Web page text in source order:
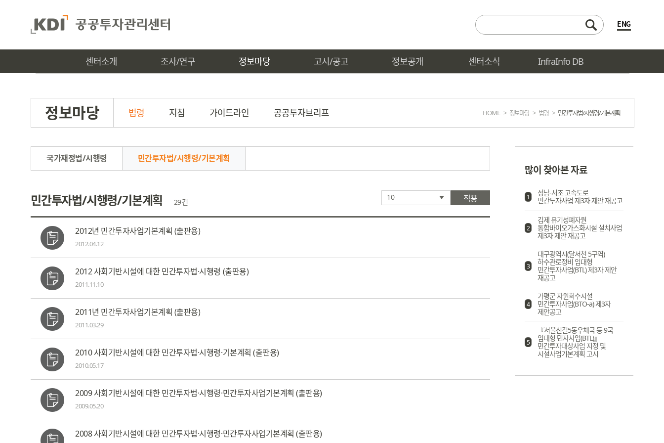
ENG
센터소개 조사/연구 정보마당 고시/공고 정보공개 센터소식 InfraInfo DB
정보마당 법령 지침 가이드라인 공공투자브리프 HOME > 정보마당 > 법령 > 민간투자법/시행령/기본계획
국가재정법/시행령 민간투자법/시행령/기본계획
민간투자법/시행령/기본계획 29 건
10 적용
2012년 민간투자사업기본계획 (출판용)
2012.04.12
2012 사회기반시설에 대한 민간투자법·시행령 (출판용)
2011.11.10
2011년 민간투자사업기본계획 (출판용)
2011.03.29
2010 사회기반시설에 대한 민간투자법·시행령·기본계획 (출판용)
2010.05.17
2009 사회기반시설에 대한 민간투자법·시행령·민간투자사업기본계획 (출판용)
2009.05.20
2008 사회기반시설에 대한 민간투자법·시행령·민간투자사업기본계획 (출판용)
많이 찾아본 자료
1
성남-서초 고속도로
민간투자사업 제3자 제안 재공고
2
김제 유기성폐자원
통합바이오가스화시설 설치사업
제3자 제안 재공고
3
대구광역시(달서천 5구역)
하수관로정비 임대형
민간투자사업(BTL) 제3자 제안
재공고
4
가평군 자원회수시설
민간투자사업(BTO-a) 제3자
제안공고
5
『서울신길5동우체국 등 9국
임대형 민자사업(BTL)』
민간투자대상사업 지정 및
시설사업기본계획 고시